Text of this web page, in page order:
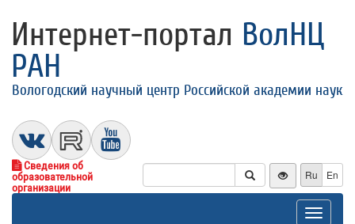
Интернет-портал ВолНЦ
РАН
Вологодский научный центр Российской академии наук
Сведения об
образовательной
организации
Ru En
Toggle